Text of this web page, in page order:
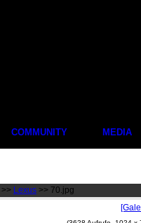
COMMUNITY MEDIA
>> Lexus >> 70.jpg